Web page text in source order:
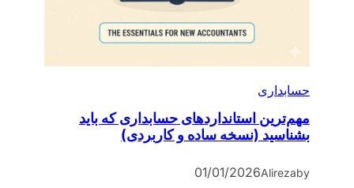
حسابداری
مهم‌ترین استانداردهای حسابداری که باید
بشناسید (نسخه ساده و کاربردی)
by
Alireza
01/01/2026